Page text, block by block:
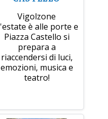
Vigolzone
è alle porte e
Piazza Castello si
prepara a
riaccendersi di luci,
emozioni, musica e
teatro!